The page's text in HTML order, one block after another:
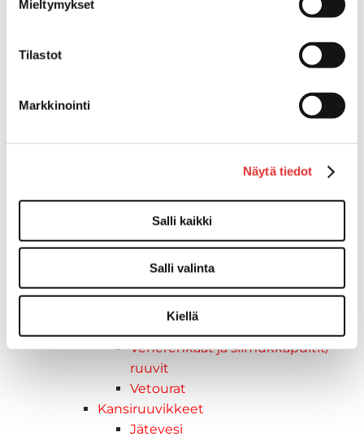
Mieltymykset
Tilastot
Markkinointi
Näytä tiedot
Salli kaikki
Salli valinta
Kiellä
Kuljetusramppien tarvikkeet
Taavetit
Venetuolit ja -tuolinjalat
Tuolinjalat
Tuolit
Venetuolit
Veneen kiinnitys
Pollarit
Knaapit
Venerenkaat ja silmukkapultit/-
ruuvit
Vetourat
Kansiruuvikkeet
Jätevesi